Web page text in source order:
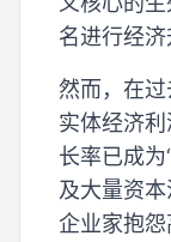
名进行经济
然而，在
实体经济
长率已成
及大量资
企业家抱